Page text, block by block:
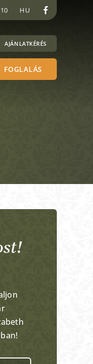
HU
AJÁNLATKÉRÉS
FOGLALÁS